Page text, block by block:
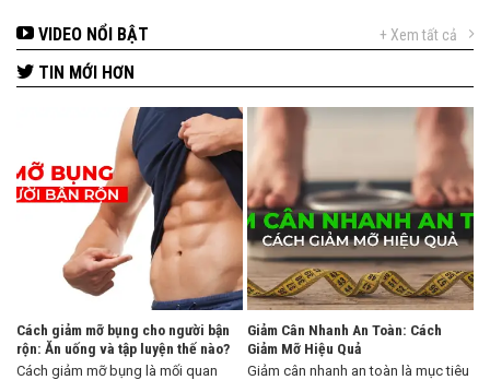
VIDEO NỔI BẬT + Xem tất cả
TIN MỚI HƠN
Cách giảm mỡ bụng cho người bận
rộn: Ăn uống và tập luyện thế nào?
Cách giảm mỡ bụng là mối quan
Giảm Cân Nhanh An Toàn: Cách
Giảm Mỡ Hiệu Quả
Giảm cân nhanh an toàn là mục tiêu